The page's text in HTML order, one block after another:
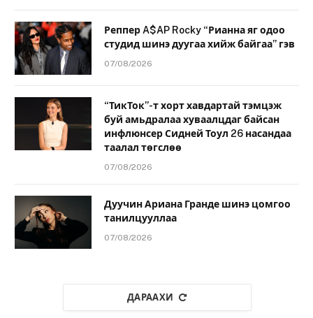
Реппер A$AP Rocky “Рианна яг одоо
студид шинэ дуугаа хийж байгаа” гэв
07/08/2026
“ТикТок”-т хорт хавдартай тэмцэж
буй амьдралаа хуваалцдаг байсан
инфлюнсер Сидней Тоул 26 насандаа
таалал төгслөө
07/08/2026
Дуучин Ариана Гранде шинэ цомгоо
танилцууллаа
07/08/2026
ДАРААХИ